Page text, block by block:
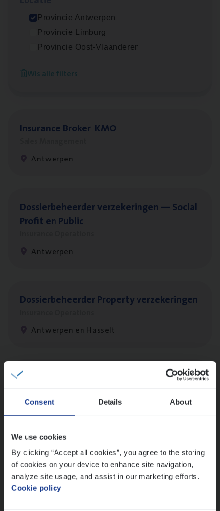
Consent Details About
We use cookies
By clicking “Accept all cookies”, you agree to the storing
of cookies on your device to enhance site navigation,
analyze site usage, and assist in our marketing efforts.
Cookie policy
Provincie Antwerpen
Provincie Limburg
Provincie Oost-Vlaanderen
Wis alle filters
Insu­ran­ce Bro­ker Trans­port&
Antwerpen
Insu­ran­ce Bro­ker KMO
Antwerpen
Dos­sier­be­heer­der ver­ze­ke­rin­gen — Soci­al
Pro­fit en Public
Antwerpen
Dos­sier­be­heer­der Pro­per­ty verzekeringen
Antwerpen en Hasselt
Dos­sier­be­heer­der Onder­ne­min­gen Van­b­
Insurance Operations
Dos­sier­be­heer­der Gewaar­borgd Inkomen
Insurance Operations